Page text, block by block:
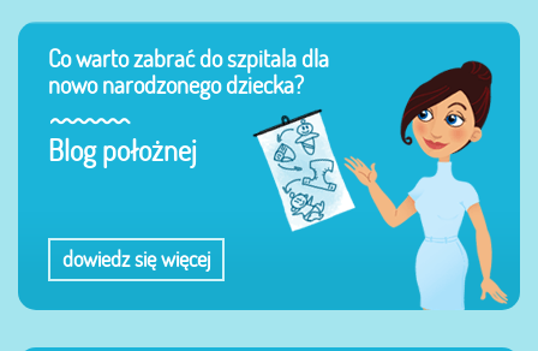
Co warto zabrać do szpitala dla
nowo narodzonego dziecka?
Blog położnej
dowiedz się więcej